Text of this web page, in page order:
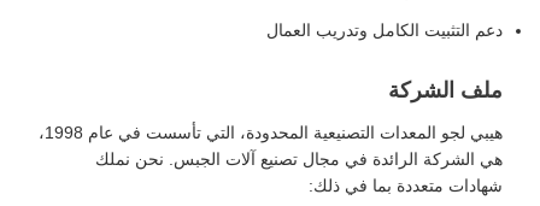
دعم التثبيت الكامل وتدريب العمال
ملف الشركة
هيبي لجو المعدات التصنيعية المحدودة، التي تأسست في عام 1998،
هي الشركة الرائدة في مجال تصنيع آلات الجبس. نحن نملك
شهادات متعددة بما في ذلك: